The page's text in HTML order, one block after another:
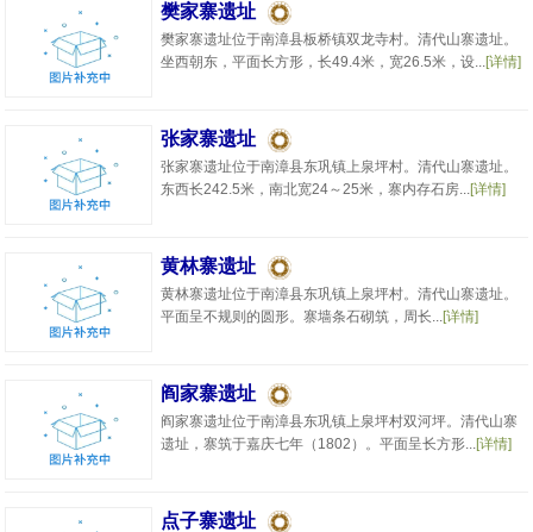
樊家寨遗址
樊家寨遗址位于南漳县板桥镇双龙寺村。清代山寨遗址。
坐西朝东，平面长方形，长49.4米，宽26.5米，设...[详情]
张家寨遗址
张家寨遗址位于南漳县东巩镇上泉坪村。清代山寨遗址。
东西长242.5米，南北宽24～25米，寨内存石房...[详情]
黄林寨遗址
黄林寨遗址位于南漳县东巩镇上泉坪村。清代山寨遗址。
平面呈不规则的圆形。寨墙条石砌筑，周长...[详情]
阎家寨遗址
阎家寨遗址位于南漳县东巩镇上泉坪村双河坪。清代山寨
遗址，寨筑于嘉庆七年（1802）。平面呈长方形...[详情]
点子寨遗址